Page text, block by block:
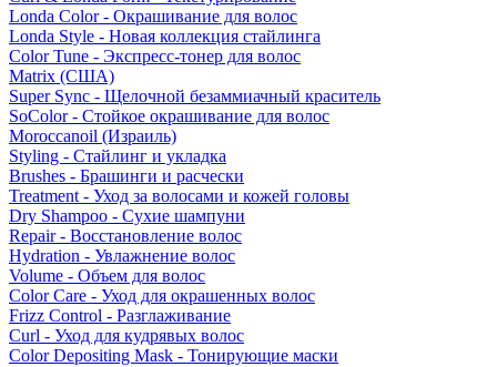
Londa Color - Окрашивание для волос
Londa Style - Новая коллекция стайлинга
Color Tune - Экспресс-тонер для волос
Matrix (США)
Super Sync - Щелочной безаммиачный краситель
SoColor - Стойкое окрашивание для волос
Moroccanoil (Израиль)
Styling - Стайлинг и укладка
Brushes - Брашинги и расчески
Treatment - Уход за волосами и кожей головы
Dry Shampoo - Сухие шампуни
Repair - Восстановление волос
Hydration - Увлажнение волос
Volume - Объем для волос
Color Care - Уход для окрашенных волос
Frizz Control - Разглаживание
Curl - Уход для кудрявых волос
Color Depositing Mask - Тонирующие маски